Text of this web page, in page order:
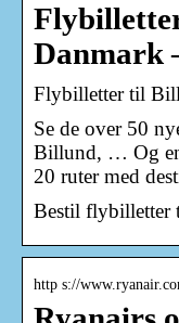
Danmark
Flybilletter til
Se de over 50
Billund, … Og
20 ruter med
Bestil flybilletter
http s://